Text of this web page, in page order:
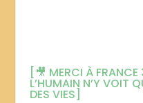
[🎥 MERCI À
L’HUMAIN N’Y VOIT
DES VIES]